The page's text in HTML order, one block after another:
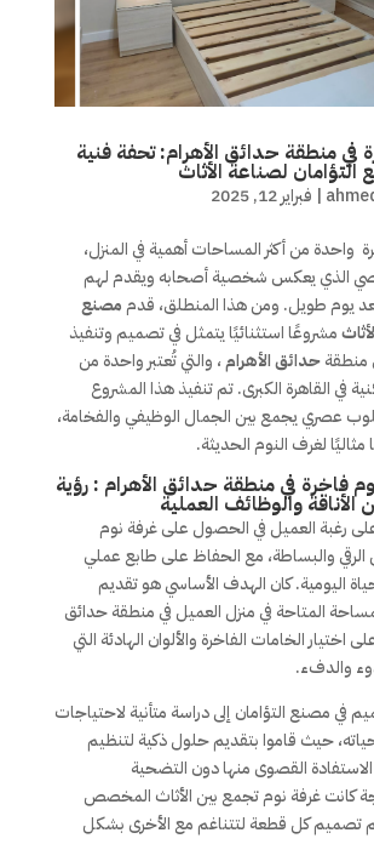
في منطقة حدائق الأهرام: تحفة فنية
لصناعة الأثاث
| فبراير 12, 2025
واحدة من أكثر المساحات أهمية في المنزل،
الذي يعكس شخصية أصحابه ويقدم لهم
يوم طويل. ومن هذا المنطلق، قدممصنع
مشروعًا استثنائيًا يتمثل في تصميم وتنفيذ
منطقةحدائق الأهرام، والتي تُعتبر واحدة من
في القاهرة الكبرى. تم تنفيذ هذا المشروع
عصري يجمع بين الجمال الوظيفي والفخامة،
لغرف النوم الحديثة.
فاخرة في منطقة حدائق الأهرام : رؤية
والوظائف العملية
على رغبة العميل في الحصول على غرفة نوم
الرقي والبساطة، مع الحفاظ على طابع عملي
اليومية. كان الهدف الأساسي هو تقديم
المتاحة في منزل العميل في منطقة حدائق
على اختيار الخامات الفاخرة والألوان الهادئة التي
والدفء.
في مصنع التؤامان إلى دراسة متأنية لاحتياجات
حيث قاموا بتقديم حلول ذكية لتنظيم
القصوى منها دون التضحية
كانت غرفة نوم تجمع بين الأثاث المخصص
تصميم كل قطعة لتتناغم مع الأخرى بشكل